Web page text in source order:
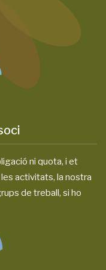
ni quota, i et
activitats, la nostra
de treball, si ho